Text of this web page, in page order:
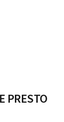
PRESTO